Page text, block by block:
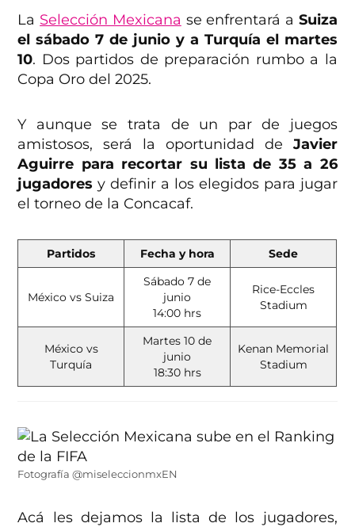
La Selección Mexicana se enfrentará a Suiza
el sábado 7 de junio y a Turquía el martes
10. Dos partidos de preparación rumbo a la
Copa Oro del 2025.
Y aunque se trata de un par de juegos
amistosos, será la oportunidad de Javier
Aguirre para recortar su lista de 35 a 26
jugadores y definir a los elegidos para jugar
el torneo de la Concacaf.
Partidos Fecha y hora Sede
México vs Suiza
Sábado 7 de
junio
14:00 hrs
Rice-Eccles
Stadium
México vs
Turquía
Martes 10 de
junio
18:30 hrs
Kenan Memorial
Stadium
Fotografía @miseleccionmxEN
Acá les dejamos la lista de los jugadores,